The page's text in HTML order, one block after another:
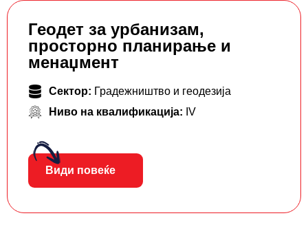
Геодет за урбанизам,
просторно планирање и
менаџмент
Сектор: Градежништво и геодезија
Ниво на квалификација: IV
Види повеќе